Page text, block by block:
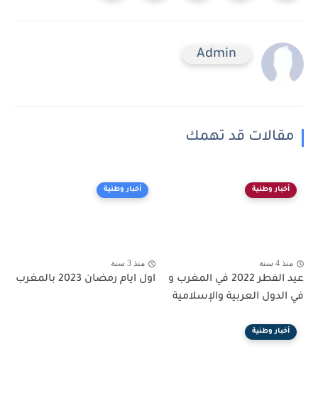
Admin
مقالات قد تهمك
أخبار وطنية
منذ 4 سنة
عيد الفطر 2022 في المغرب و
في الدول العربية والإسلامية
أخبار وطنية
منذ 3 سنة
اول ايام رمضان 2023 بالمغرب
أخبار وطنية